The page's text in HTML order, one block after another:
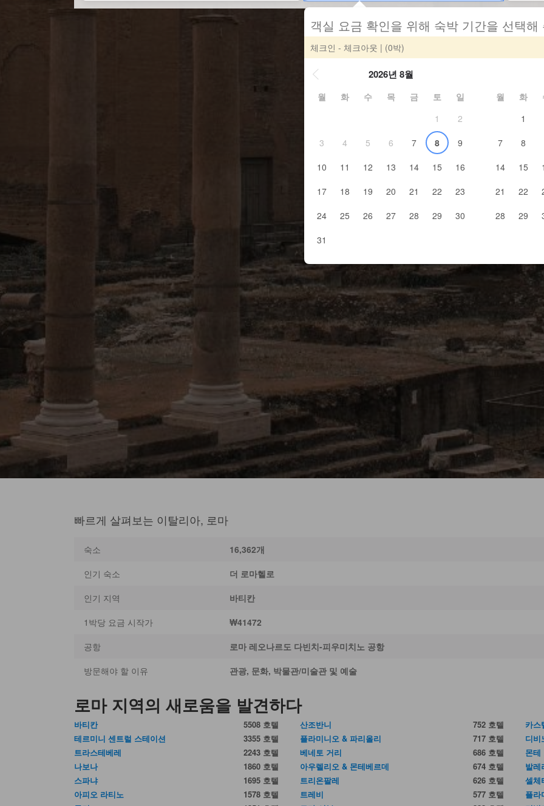
객실 요금 확인을 위해 숙박 기간을 선택
체크인 - 체크아웃 | (0박)
2026년 8월
월 화 수 목 금 토
일
1
2
3
4 5 6 7 8
9
10
11 12 13 14 15
16
17
18 19 20 21 22
23
24
25 26 27 28 29
30
31
월 화
1
7
8
14
15
21
22
28
29
빠르게 살펴보는 이탈리아, 로마
숙소
16,362개
인기 숙소
더 로마헬로
인기 지역
바티칸
1박당 요금 시작가
₩41472
공항
로마 레오나르도 다빈치-피우미치노 공항
방문해야 할 이유
관광, 문화, 박물관/미술관 및 예술
로마 지역의 새로움을 발견하다
바티칸
5508 호텔
테르미니 센트럴 스테이션
3355 호텔
트라스테베레
2243 호텔
나보나
1860 호텔
스파냐
1695 호텔
아피오 라티노
1578 호텔
산조반니
752 호텔
플라미니오 & 파리올리
717 호텔
베네토 거리
686 호텔
아우렐리오 & 몬테베르데
674 호텔
트리온팔레
626 호텔
트레비
577 호텔
카스
디비
몬테
발레
셀체
플라